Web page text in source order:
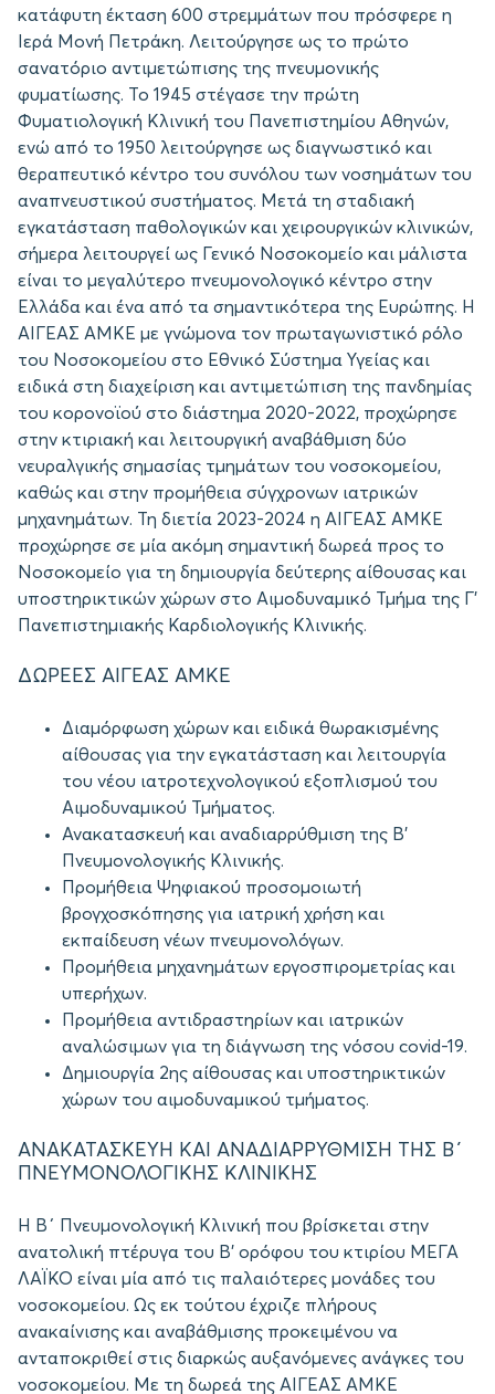
κατάφυτη έκταση 600 στρεμμάτων που πρόσφερε η
Ιερά Μονή Πετράκη. Λειτούργησε ως το πρώτο
σανατόριο αντιμετώπισης της πνευμονικής
φυματίωσης. Το 1945 στέγασε την πρώτη
Φυματιολογική Κλινική του Πανεπιστημίου Αθηνών,
ενώ από το 1950 λειτούργησε ως διαγνωστικό και
θεραπευτικό κέντρο του συνόλου των νοσημάτων του
αναπνευστικού συστήματος. Μετά τη σταδιακή
εγκατάσταση παθολογικών και χειρουργικών κλινικών,
σήμερα λειτουργεί ως Γενικό Νοσοκομείο και μάλιστα
είναι το μεγαλύτερο πνευμονολογικό κέντρο στην
Ελλάδα και ένα από τα σημαντικότερα της Ευρώπης. Η
ΑΙΓΕΑΣ ΑΜΚΕ με γνώμονα τον πρωταγωνιστικό ρόλο
του Νοσοκομείου στο Εθνικό Σύστημα Υγείας και
ειδικά στη διαχείριση και αντιμετώπιση της πανδημίας
του κορονοϊού στο διάστημα 2020-2022, προχώρησε
στην κτιριακή και λειτουργική αναβάθμιση δύο
νευραλγικής σημασίας τμημάτων του νοσοκομείου,
καθώς και στην προμήθεια σύγχρονων ιατρικών
μηχανημάτων. Τη διετία 2023-2024 η ΑΙΓΕΑΣ ΑΜΚΕ
προχώρησε σε μία ακόμη σημαντική δωρεά προς το
Νοσοκομείο για τη δημιουργία δεύτερης αίθουσας και
υποστηρικτικών χώρων στο Αιμοδυναμικό Τμήμα της Γ’
Πανεπιστημιακής Καρδιολογικής Κλινικής.
ΔΩΡΕΕΣ ΑΙΓΕΑΣ ΑΜΚΕ
Διαμόρφωση χώρων και ειδικά θωρακισμένης
αίθουσας για την εγκατάσταση και λειτουργία
του νέου ιατροτεχνολογικού εξοπλισμού του
Αιμοδυναμικού Τμήματος.
Ανακατασκευή και αναδιαρρύθμιση της Β’
Πνευμονολογικής Κλινικής.
Προμήθεια Ψηφιακού προσομοιωτή
βρογχοσκόπησης για ιατρική χρήση και
εκπαίδευση νέων πνευμονολόγων.
Προμήθεια μηχανημάτων εργοσπιρομετρίας και
υπερήχων.
Προμήθεια αντιδραστηρίων και ιατρικών
αναλώσιμων για τη διάγνωση της νόσου covid-19.
Δημιουργία 2ης αίθουσας και υποστηρικτικών
χώρων του αιμοδυναμικού τμήματος.
ΑΝΑΚΑΤΑΣΚΕΥΗ ΚΑΙ ΑΝΑΔΙΑΡΡΥΘΜΙΣΗ ΤΗΣ Β΄
ΠΝΕΥΜΟΝΟΛΟΓΙΚΗΣ ΚΛΙΝΙΚΗΣ
Η Β΄ Πνευμονολογική Κλινική που βρίσκεται στην
ανατολική πτέρυγα του Β’ ορόφου του κτιρίου ΜΕΓΑ
ΛΑΪΚΟ είναι μία από τις παλαιότερες μονάδες του
νοσοκομείου. Ως εκ τούτου έχριζε πλήρους
ανακαίνισης και αναβάθμισης προκειμένου να
ανταποκριθεί στις διαρκώς αυξανόμενες ανάγκες του
νοσοκομείου. Με τη δωρεά της ΑΙΓΕΑΣ ΑΜΚΕ